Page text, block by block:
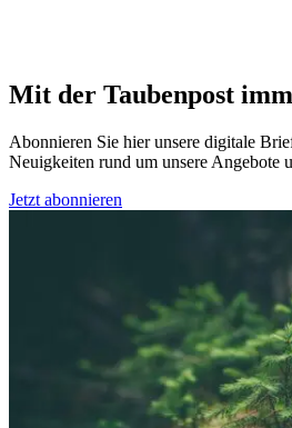
Mit der Taubenpost
Abonnieren Sie hier unsere digitale
Neuigkeiten rund um unsere Angebote
Jetzt abonnieren